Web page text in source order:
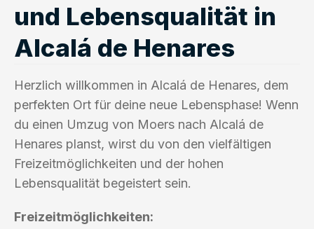
und Lebensqualität in
Alcalá de Henares
Herzlich willkommen in Alcalá de Henares, dem
perfekten Ort für deine neue Lebensphase! Wenn
du einen Umzug von Moers nach Alcalá de
Henares planst, wirst du von den vielfältigen
Freizeitmöglichkeiten und der hohen
Lebensqualität begeistert sein.
Freizeitmöglichkeiten: